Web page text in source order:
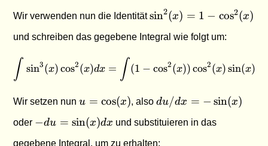
Wir verwenden nun die Identität\sin^2(x)
= 1 -
\cos^2(x)
sin2(x) = 1 − cos2(x)
und schreiben das gegebene Integral wie folgt um:
\int \sin^3(x) \cos^2(x) dx
∫ sin3(x)cos2(x)dx = ∫ (1 − cos2(x))cos2(x)sin(x)
Wir setzen nunu =
u = cos(x), alsodu/dx
= -
\sin(x)
du/dx = − sin(x)
oder
-du =
−du = sin(x)dx und substituieren in das
gegebene Integral, um zu erhalten: